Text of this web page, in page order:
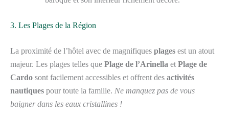
3. Les Plages de la Région
La proximité de l’hôtel avec de magnifiques plages est un atout
majeur. Les plages telles que Plage de l’Arinella et Plage de
Cardo sont facilement accessibles et offrent des activités
nautiques pour toute la famille. Ne manquez pas de vous
baigner dans les eaux cristallines !